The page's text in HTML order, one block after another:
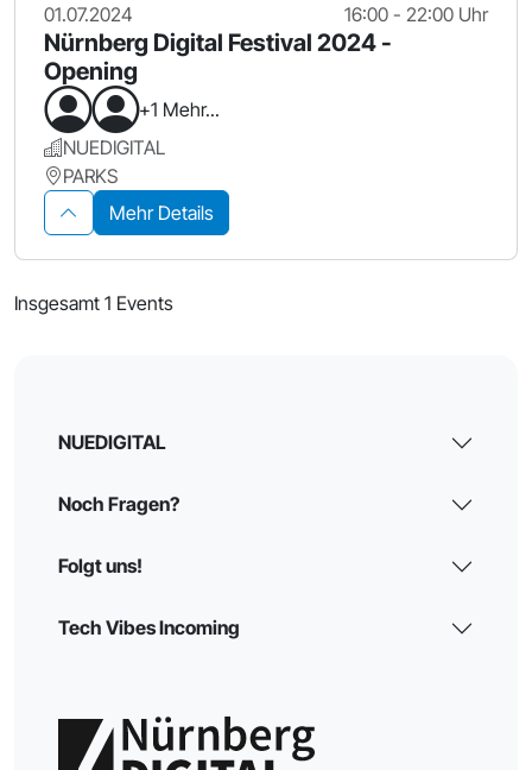
01.07.2024 16:00 - 22:00 Uhr
Nürnberg Digital Festival 2024 -
Opening
+1 Mehr...
NUEDIGITAL
PARKS
Mehr Details
Insgesamt 1 Events
NUEDIGITAL
Noch Fragen?
Folgt uns!
Tech Vibes Incoming